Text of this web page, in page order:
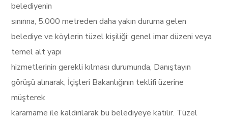
belediyenin
sınırına, 5.000 metreden daha yakın duruma gelen
belediye ve köylerin tüzel kişiliği; genel imar düzeni veya
temel alt yapı
hizmetlerinin gerekli kılması durumunda, Danıştayın
görüşü alınarak, İçişleri Bakanlığının teklifi üzerine
müşterek
kararname ile kaldırılarak bu belediyeye katılır. Tüzel